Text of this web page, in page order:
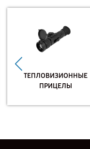
ТЕПЛОВИЗИОННЫЕ
ПРИЦЕЛЫ